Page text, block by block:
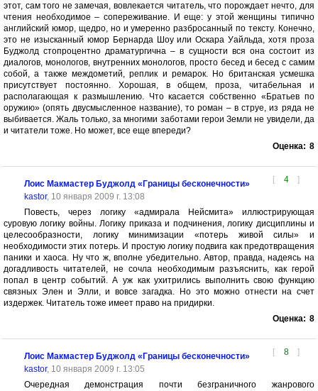
этот, сам того не замечая, вовлекается читатель, что порождает нечто, для
чтения необходимое – сопереживание. И еще: у этой женщины типично
английский юмор, щедро, но и умеренно разбросанный по тексту. Конечно,
это не изысканный юмор Бернарда Шоу или Оскара Уайльда, хотя проза
Буджолд стопроцентно драматургична – в сущности вся она состоит из
диалогов, монологов, внутренних монологов, просто бесед и бесед с самим
собой, а также междометий, реплик и ремарок. Но британская усмешка
присутствует постоянно. Хорошая, в общем, проза, читабельная и
располагающая к размышлению. Что касается собственно «Братьев по
оружию» (опять двусмысленное название), то роман – в струе, из ряда не
выбивается. Жаль только, за многими заботами герои Земли не увидели, да
и читатели тоже. Но может, все еще впереди?
Оценка: 8
[ 4 ]
Лоис Макмастер Буджолд «Границы бесконечности»
kastor, 10 января 2009 г. 13:08
Повесть, через логику «адмирала Нейсмита» иллюстрирующая
суровую логику войны. Логику приказа и подчинения, логику дисциплины и
целесообразности, логику минимизации «потерь живой силы» и
необходимости этих потерь. И простую логику подвига как предотвращения
паники и хаоса. Ну что ж, вполне убедительно. Автор, правда, надеясь на
догадливость читателей, не сочла необходимым разъяснить, как герой
попал в центр событий. А уж как ухитрились выполнить свою функцию
связных Элен и Элли, и вовсе загадка. Но это можно отнести на счет
издержек. Читатель тоже имеет право на придирки.
Оценка: 8
[ 8 ]
Лоис Макмастер Буджолд «Границы бесконечности»
kastor, 10 января 2009 г. 13:05
Очередная демонстрация почти безграничного жанрового